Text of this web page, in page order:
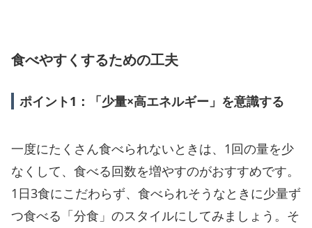
食べやすくするための工夫
ポイント1：「少量×高エネルギー」を意識する
一度にたくさん食べられないときは、1回の量を少
なくして、食べる回数を増やすのがおすすめです。
1日3食にこだわらず、食べられそうなときに少量ず
つ食べる「分食」のスタイルにしてみましょう。そ